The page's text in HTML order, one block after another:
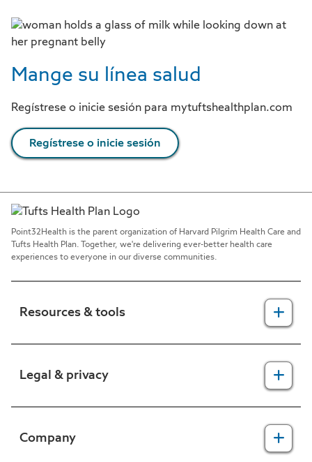
Mange su línea salud
Regístrese o inicie sesión para mytuftshealthplan.com
Regístrese o inicie sesión
Point32Health is the parent organization of Harvard Pilgrim Health Care and
Tufts Health Plan. Together, we're delivering ever-better health care
experiences to everyone in our diverse communities.
Resources & tools
Legal & privacy
Company